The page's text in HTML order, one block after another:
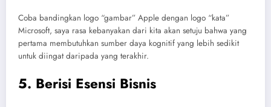
Coba bandingkan logo “gambar” Apple dengan logo “kata”
Microsoft, saya rasa kebanyakan dari kita akan setuju bahwa yang
pertama membutuhkan sumber daya kognitif yang lebih sedikit
untuk diingat daripada yang terakhir.
5. Berisi Esensi Bisnis